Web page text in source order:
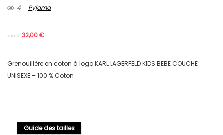
4 Pyjama
49,00€ 32,00€
Grenouillère en coton à logo KARL LAGERFELD KIDS BEBE COUCHE
UNISEXE – 100 % Coton
Guide des tailles